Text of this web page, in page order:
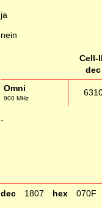
ja
nein
Cell-
dec
Omni
900 MHz
-
dec 1807 hex 070F